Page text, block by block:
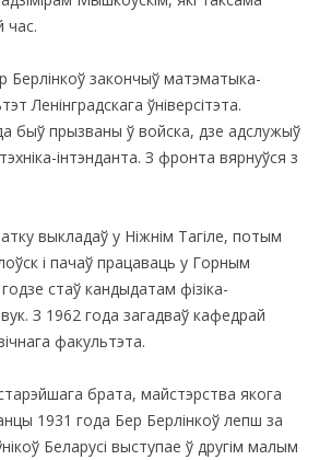
час.
Берлінкоў закончыў матэматыка-
Ленінградскага ўніверсітэта.
быў прызваны ў войска, дзе адслужыў
інтэнданта. З фронта вярнуўся з
выкладаў у Ніжнім Тагіле, потым
і пачаў працаваць у Горным
стаў кандыдатам фізіка-
З 1962 года загадваў кафедрай
факультэта.
брата, майстэрства якога
1931 года Бер Берлінкоў лепш за
Беларусі выступае ў другім малым